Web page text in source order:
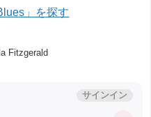
」を探す
Fitzgerald